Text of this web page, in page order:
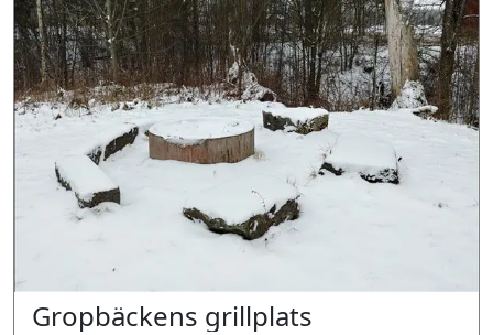
Gropbäckens grillplats